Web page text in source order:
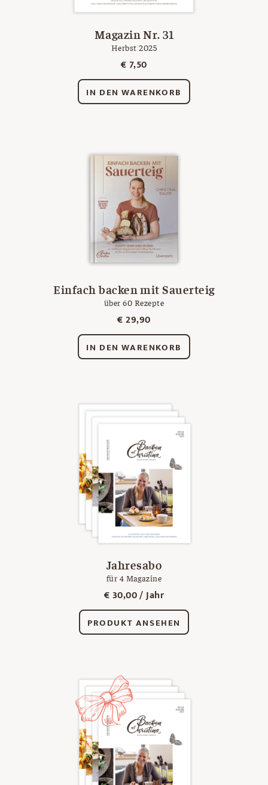
Magazin Nr. 31
Herbst 2025
€7,50
IN DEN WARENKORB
Einfach backen mit Sauerteig
über 60 Rezepte
€29,90
IN DEN WARENKORB
Jahresabo
für 4 Magazine
€30,00/ Jahr
PRODUKT ANSEHEN